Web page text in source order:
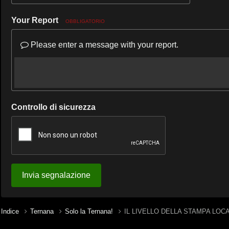
Your Report OBBLIGATORIO
Please enter a message with your report.
Controllo di sicurezza
Invia segnalazione
Indice Ternana Solo la Ternana! IL LIVELLO DELLA STAMPA